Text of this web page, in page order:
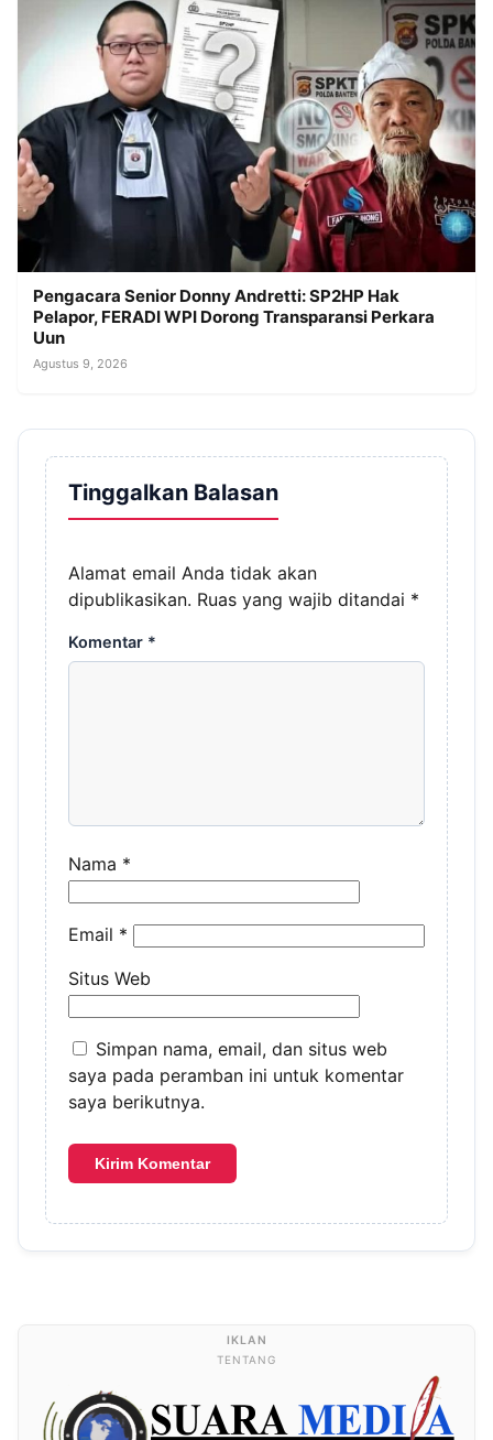
Pengacara Senior Donny Andretti: SP2HP Hak
Pelapor, FERADI WPI Dorong Transparansi Perkara
Uun
Agustus 9, 2026
Tinggalkan Balasan
Alamat email Anda tidak akan
dipublikasikan. Ruas yang wajib ditandai *
Komentar *
Nama *
Email *
Situs Web
Simpan nama, email, dan situs web
saya pada peramban ini untuk komentar
saya berikutnya.
TENTANG